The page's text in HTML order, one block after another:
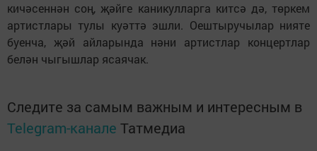
кичәсеннән соң, җәйге каникулларга китсә дә, төркем
артистлары тулы куәттә эшли. Оештыручылар нияте
буенча, җәй айларында нәни артистлар концертлар
белән чыгышлар ясаячак.
Следите за самым важным и интересным в
Telegram-канале Татмедиа